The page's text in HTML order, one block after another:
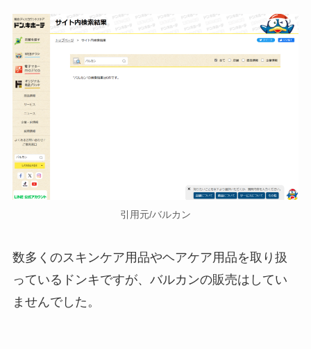
引用元/バルカン
数多くのスキンケア用品やヘアケア用品を取り扱
っているドンキですが、バルカンの販売はしてい
ませんでした。